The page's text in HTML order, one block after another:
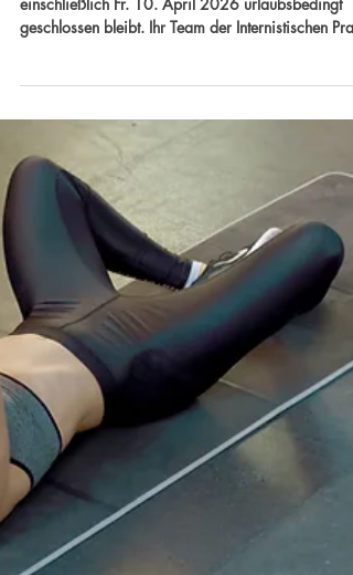
Internistische Praxis Xanten | M. Kleeblatt 🍀
2. Apr.
WIR MACHEN OSTERFERIEN!
Bitte beachten Sie, dass unsere Praxis von Fr. 3. bis
einschließlich Fr. 10. April 2026 urlaubsbedingt
geschlossen bleibt. Ihr Team der Internistischen Praxis
Xanten Dr. med. Michael Schmitz & Dr. Carlos
Marengo Sprechen Sie uns an – Gemeinsam setzen
wir uns für Ihre Gesundheit ein!